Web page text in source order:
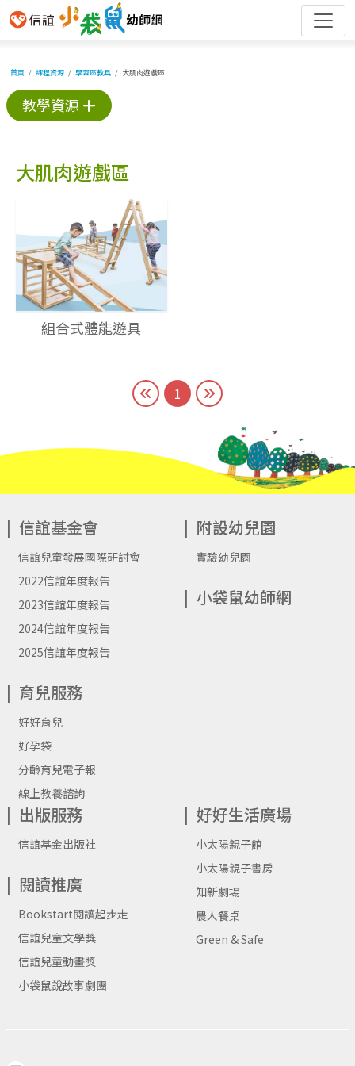
首頁 課程資源 學習區教具 大肌肉遊戲區
教學資源
大肌肉遊戲區
組合式體能遊具
1
信誼基金會
信誼兒童發展國際研討會
2022信誼年度報告
2023信誼年度報告
2024信誼年度報告
2025信誼年度報告
育兒服務
好好育兒
好孕袋
分齡育兒電子報
線上教養諮詢
附設幼兒園
實驗幼兒園
小袋鼠幼師網
出版服務
信誼基金出版社
閱讀推廣
Bookstart閱讀起步走
信誼兒童文學獎
信誼兒童動畫獎
小袋鼠說故事劇團
好好生活廣場
小太陽親子館
小太陽親子書房
知新劇場
農人餐桌
Green & Safe